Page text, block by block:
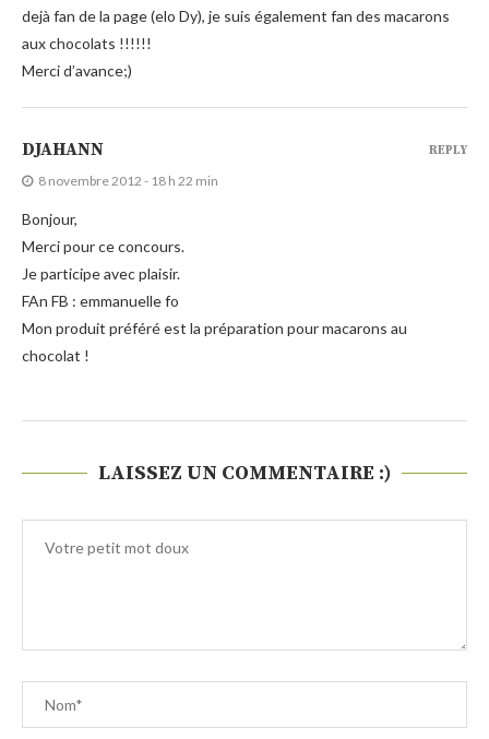
dejà fan de la page (elo Dy), je suis également fan des macarons
aux chocolats !!!!!!
Merci d’avance;)
DJAHANN
8 novembre 2012 - 18 h 22 min
Bonjour,
Merci pour ce concours.
Je participe avec plaisir.
FAn FB : emmanuelle fo
Mon produit préféré est la préparation pour macarons au
chocolat !
REPLY
LAISSEZ UN COMMENTAIRE :)